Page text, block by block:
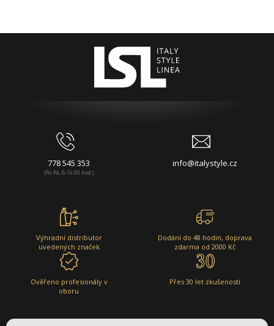
778 545 353
(Po-Pá, 8-16:00 hod.)
info@italystyle.cz
Výhradní distributor
uvedených značek
Dodání do 48 hodin, doprava
zdarma od 2000 Kč
Ověřeno profesionály v
oboru
Přes 30 let zkušeností